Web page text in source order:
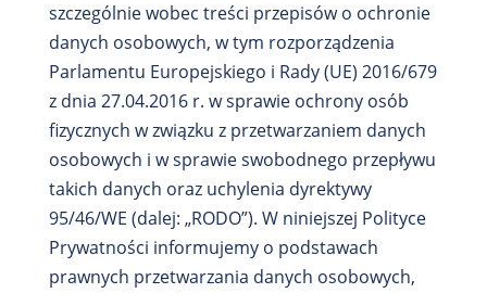
szczególnie wobec treści przepisów o ochronie
danych osobowych, w tym rozporządzenia
Parlamentu Europejskiego i Rady (UE) 2016/679
z dnia 27.04.2016 r. w sprawie ochrony osób
fizycznych w związku z przetwarzaniem danych
osobowych i w sprawie swobodnego przepływu
takich danych oraz uchylenia dyrektywy
95/46/WE (dalej: „RODO”). W niniejszej Polityce
Prywatności informujemy o podstawach
prawnych przetwarzania danych osobowych,